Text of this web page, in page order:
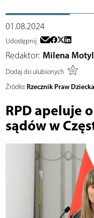
01.08.2024
Udostępnij
Redaktor: Milena Motyl
Dodaj do ulubionych
Źródło: Rzecznik Praw Dziecka
RPD apeluje
sądów w